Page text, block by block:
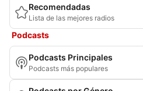
Recomendadas
Lista de las mejores radios
Podcasts
Podcasts Principales
Podcasts más populares